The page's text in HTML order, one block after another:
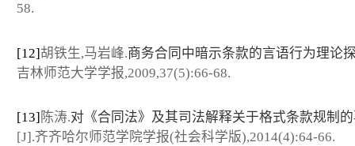
58.
[12]胡铁生,马岩峰.商务合同中暗示条款的言语行为理论
吉林师范大学学报,2009,37(5):66-68.
[13] 陈涛.对《合同法》及其司法解释关于格式条款规制
[J].齐齐哈尔师范学院学报(社会科学版),2014(4):64-66.